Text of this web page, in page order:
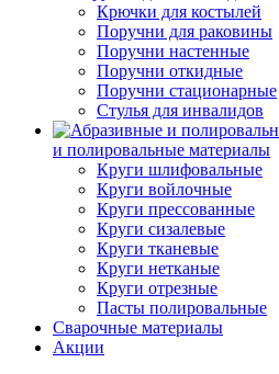
Крючки для костылей
Поручни для раковины
Поручни настенные
Поручни откидные
Поручни стационарные
Стулья для инвалидов
и полировальные материалы
Круги шлифовальные
Круги войлочные
Круги прессованные
Круги сизалевые
Круги тканевые
Круги нетканые
Круги отрезные
Пасты полировальные
Сварочные материалы
Акции